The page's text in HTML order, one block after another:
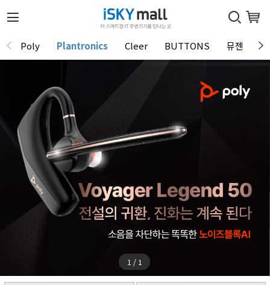
Poly Plantronics Cleer BUTTONS 뮤젠
1 / 1